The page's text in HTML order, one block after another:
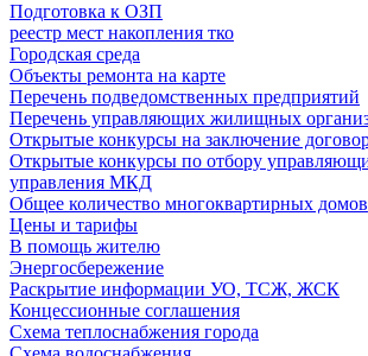
Подготовка к ОЗП
реестр мест накопления тко
Городская среда
Объекты ремонта на карте
Перечень подведомственных предприятий
Перечень управляющих жилищных
Открытые конкурсы на заключение
Открытые конкурсы по отбору
управления МКД
Общее количество многоквартирных домов
Цены и тарифы
В помощь жителю
Энергосбережение
Раскрытие информации УО, ТСЖ, ЖСК
Концессионные соглашения
Схема теплоснабжения города